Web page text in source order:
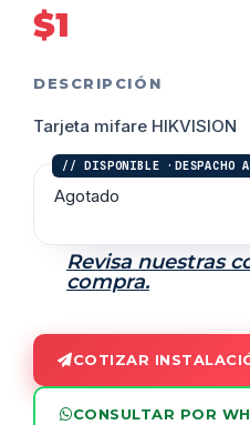
$1
DESCRIPCIÓN
Tarjeta mifare HIKVISION
Agotado
Revisa nuestras
compra.
COTIZAR
CONSULTAR POR